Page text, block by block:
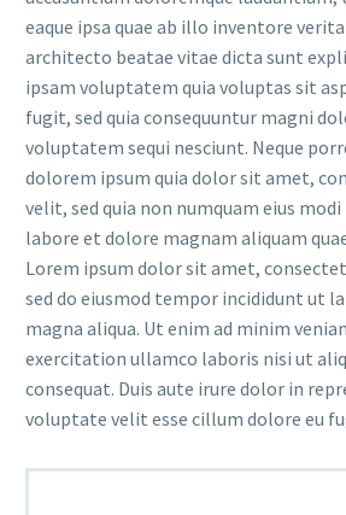
eaque ipsa quae ab illo inventore
architecto beatae vitae dicta sunt
ipsam voluptatem quia voluptas sit
fugit, sed quia consequuntur magni
voluptatem sequi nesciunt. Neque
dolorem ipsum quia dolor sit amet,
velit, sed quia non numquam eius
labore et dolore magnam aliquam
Lorem ipsum dolor sit amet,
sed do eiusmod tempor incididunt ut
magna aliqua. Ut enim ad minim
exercitation ullamco laboris nisi ut
consequat. Duis aute irure dolor in
voluptate velit esse cillum dolore eu